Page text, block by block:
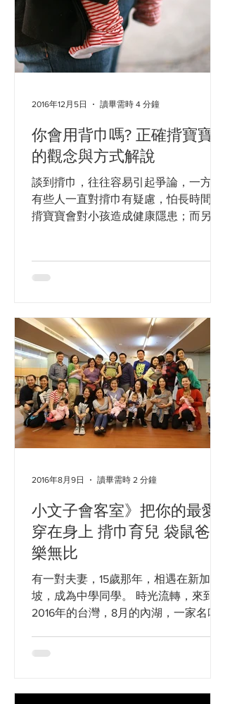
你會用背巾嗎? 正確揹寶寶
的觀念與方式解說
談到揹巾，往往容易引起爭論，一方面
有些人一直對揹巾有疑慮，怕長時間的
揹寶寶會對小孩造成健康隱患；而另外
巾、而怎樣使用是正確的方法，就可以
擔心...
2016年12月5日 讀畢需時 4 分鐘
小文子會客室》把你的最愛
穿在身上 揹巾育兒 袋鼠爸媽
樂無比
有一對夫妻，15歲那年，相遇在新加
坡，成為中學同學。 時光流轉，來到
2016年的台灣，8月的內湖，一家名叫
梅竹馬的夫妻檔，揹巾互援團的團長，
2016年8月9日 讀畢需時 2 分鐘